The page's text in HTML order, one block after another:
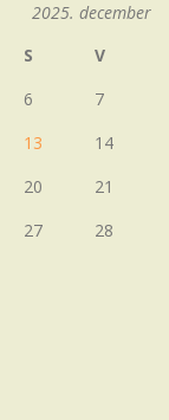
2025. december
S
V
6
7
13
14
20
21
27
28